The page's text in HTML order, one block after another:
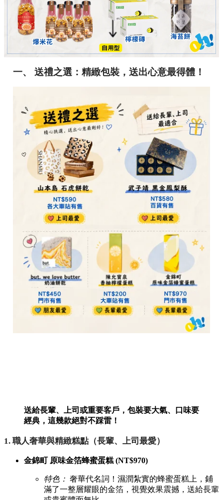
一、 送禮之選：精緻包裝，送出心意最得體！
送給長輩、上司或重要客戶，包裝要大氣、口味要
經典，這幾款絕對不踩雷！
1. 職人奢華與精緻糕點（長輩、上司最愛）
金錦町 原味金箔蜂蜜蛋糕 (NT$970)
特色： 奢華代名詞！濕潤紮實的蜂蜜蛋糕上，鋪
滿了一整層耀眼的金箔，視覺效果震撼，送給長輩